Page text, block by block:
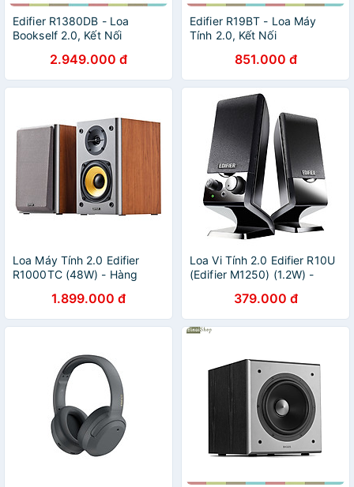
Edifier R1380DB - Loa
Bookself 2.0, Kết Nối
Công Suất 42W (Bản Quốc
Tế)- Hàng chính hãng
2.949.000 đ
Edifier R19BT - Loa Máy
Tính 2.0, Kết Nối
Suất 4W - Hàng chính hãng
851.000 đ
Loa Máy Tính 2.0 Edifier
R1000TC (48W) - Hàng
1.899.000 đ
Loa Vi Tính 2.0 Edifier R10U
(Edifier M1250) (1.2W) -
379.000 đ